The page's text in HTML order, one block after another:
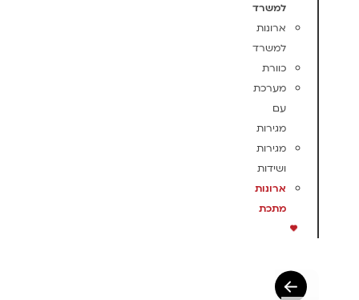
למשרד
ארונות
למשרד
כוורת
מערכת
עם
מגירות
מגירות
ושידות
ארונות
מתכת